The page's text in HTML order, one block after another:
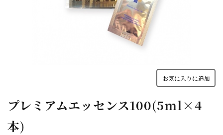
お気に入りに追加
プレミアムエッセンス100(5ml×4
本)